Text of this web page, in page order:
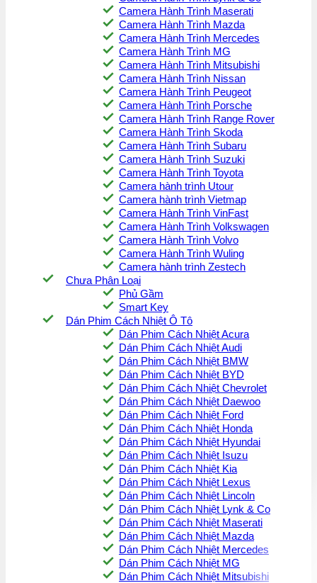
Camera Hành Trình Maserati
Camera Hành Trình Mazda
Camera Hành Trình Mercedes
Camera Hành Trình MG
Camera Hành Trình Mitsubishi
Camera Hành Trình Nissan
Camera Hành Trình Peugeot
Camera Hành Trình Porsche
Camera Hành Trình Range Rover
Camera Hành Trình Skoda
Camera Hành Trình Subaru
Camera Hành Trình Suzuki
Camera Hành Trình Toyota
Camera hành trình Utour
Camera hành trình Vietmap
Camera Hành Trình VinFast
Camera Hành Trình Volkswagen
Camera Hành Trình Volvo
Camera Hành Trình Wuling
Camera hành trình Zestech
Chưa Phân Loại
Phủ Gầm
Smart Key
Dán Phim Cách Nhiệt Ô Tô
Dán Phim Cách Nhiệt Acura
Dán Phim Cách Nhiệt Audi
Dán Phim Cách Nhiệt BMW
Dán Phim Cách Nhiệt BYD
Dán Phim Cách Nhiệt Chevrolet
Dán Phim Cách Nhiệt Daewoo
Dán Phim Cách Nhiệt Ford
Dán Phim Cách Nhiệt Honda
Dán Phim Cách Nhiệt Hyundai
Dán Phim Cách Nhiệt Isuzu
Dán Phim Cách Nhiệt Kia
Dán Phim Cách Nhiệt Lexus
Dán Phim Cách Nhiệt Lincoln
Dán Phim Cách Nhiệt Lynk & Co
Dán Phim Cách Nhiệt Maserati
Dán Phim Cách Nhiệt Mazda
Dán Phim Cách Nhiệt Mercedes
Dán Phim Cách Nhiệt MG
Dán Phim Cách Nhiệt Mitsubishi